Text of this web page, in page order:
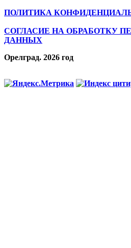
ПОЛИТИКА
СОГЛАСИЕ НА ОБРАБОТКУ
ДАННЫХ
Орелград. 2026 год